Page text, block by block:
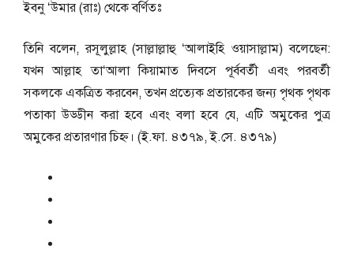
ইবনু ‘উমার (রাঃ) থেকে বর্ণিতঃ
তিনি বলেন, রসূলুল্লাহ (সাল্লাল্লাহু ‘আলাইহি ওয়াসাল্লাম) বলেছেন:
যখন আল্লাহ তা‘আলা কিয়ামাত দিবসে পূর্ববর্তী এবং পরবর্তী
সকলকে একত্রিত করবেন, তখন প্রত্যেক প্রতারকের জন্য পৃথক পৃথক
পতাকা উড্ডীন করা হবে এবং বলা হবে যে, এটি অমুকের পুত্র
অমুকের প্রতারণার চিহ্ন। (ই.ফা. ৪৩৭৯, ই.সে. ৪৩৭৯)